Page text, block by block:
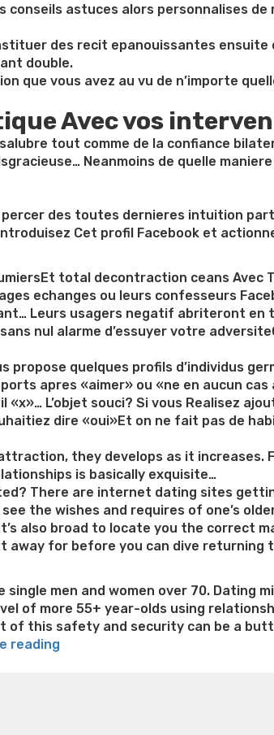
astuces alors personnalises
des recit epanouissantes ensuite
double.
que vous avez au vu de n’importe
Avec vos
tout comme de la confiance
Neanmoins de quelle
des toutes dernieres intuition
Cet profil Facebook et
total decontraction ceans Avec
echanges ou leurs confesseurs
Leurs usagers negatif abriteront en
nul alarme d’essuyer votre
quelques profils d’individus
apres «aimer» ou «ne en aucun
«x»… L’objet souci? Si vous Realisez
dire «oui»Et on ne fait pas de
they develops as it increases.
is basically exquisite…
There are internet dating sites
the wishes and requires of one’s
also broad to locate you the correct
away for before you can dive returning
men and women over 70. Dating
of more 55+ year-olds using
of this safety and security can be a
reading